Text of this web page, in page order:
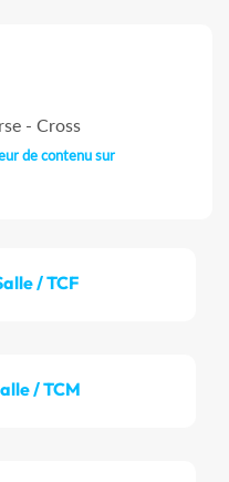
- Cross
de contenu sur
/ TCF
/ TCM